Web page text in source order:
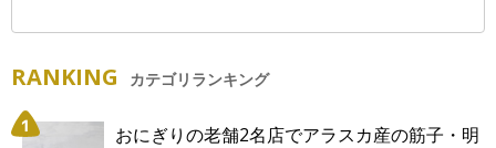
RANKING カテゴリランキング
おにぎりの老舗2名店でアラスカ産の筋子・明